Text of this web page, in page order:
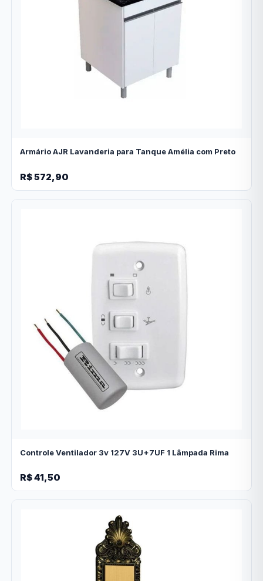
Armário AJR Lavanderia para Tanque Amélia com Preto
R$ 572,90
Controle Ventilador 3v 127V 3U+7UF 1 Lâmpada Rima
R$ 41,50